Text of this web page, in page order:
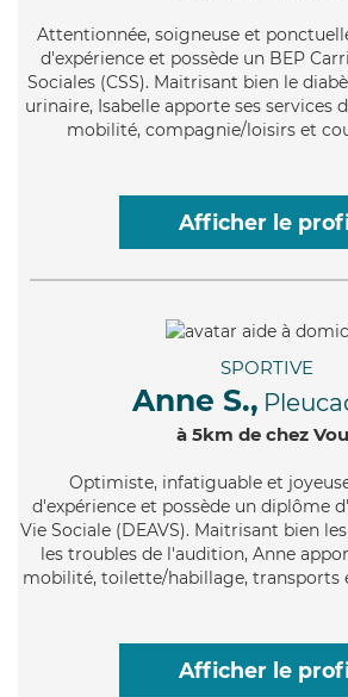
Attentionnée, soigneuse et
d'expérience et possède un BEP
Sociales (CSS). Maitrisant bien le
urinaire, Isabelle apporte ses services
mobilité, compagnie/loisirs et
Afficher le
SPORTIVE
Anne S.,
à 5km de chez
Optimiste, infatiguable et
d'expérience et possède un diplôme
Vie Sociale (DEAVS). Maitrisant bien
les troubles de l'audition, Anne
mobilité, toilette/habillage, transports
Afficher le